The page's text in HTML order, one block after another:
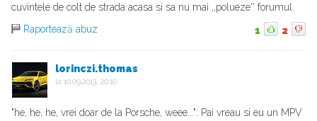
cuvintele de colt de strada acasa si sa nu mai ,,polueze'' forumul.
Raportează abuz
1 2
lorinczi.thomas
la 10.09.2013, 20:10
"he, he, he, vrei doar de la Porsche, weee...": Pai vreau si eu un MPV